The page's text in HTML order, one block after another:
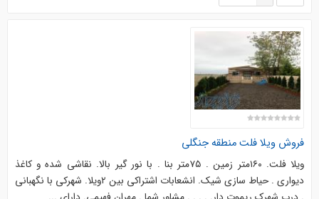
فروش ویلا فلت منطقه جنگلی
ویلا فلت. ۱۶۰متر زمین . ۷۵متر بنا . با نور گیر بالا. نقاشی شده و کاغذ
دیواری . حیاط سازی شیک. انشعابات اشتراکی بین ۲ویلا. شهرکی با نگهبانی